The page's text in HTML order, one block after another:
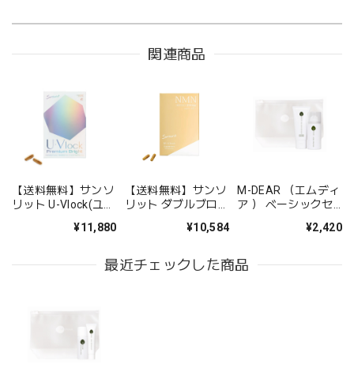
関連商品
【送料無料】サンソ
リット U-Vlock(ユー
¥11,880
【送料無料】サンソ
リット ダブルブロッ
¥10,584
M-DEAR （エムディ
ア ） ベーシックセ
¥2,420
最近チェックした商品